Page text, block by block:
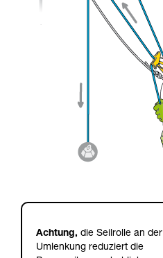
Achtung, die Seilrolle an der
Umlenkung reduziert die